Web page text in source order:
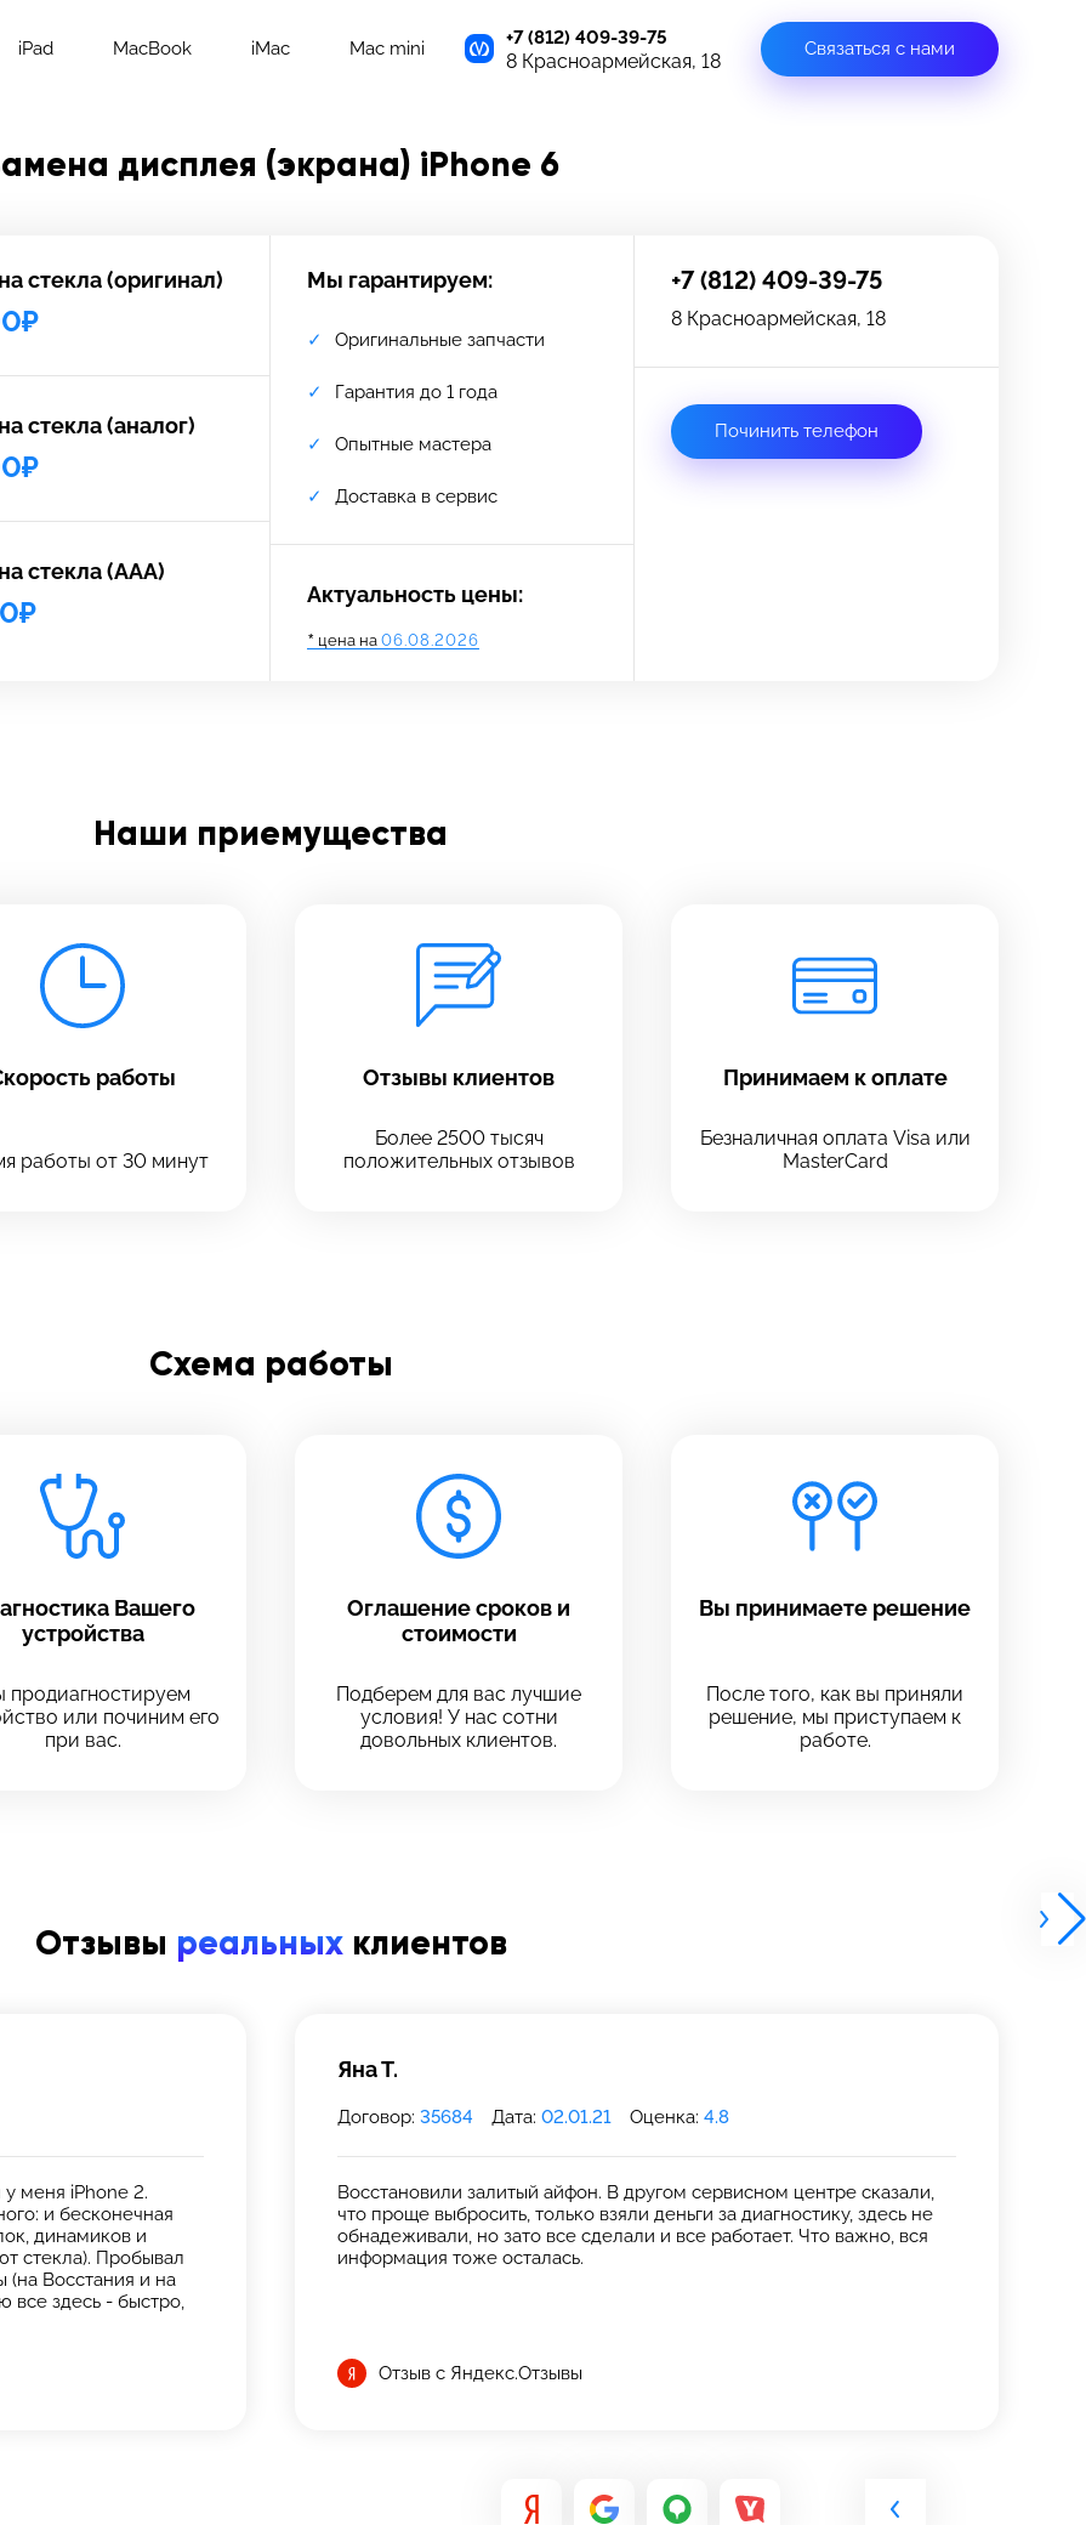
iPad MacBook iMac Mac mini
+7 (812) 409-39-75
8 Красноармейская, 18
Связаться с нами
дисплея (экрана) iPhone 6
стекла (оригинал)
стекла (аналог)
стекла (ААА)
Мы гарантируем:
Оригинальные запчасти
Гарантия до 1 года
Опытные мастера
Доставка в сервис
Актуальность цены:
* цена на 06.08.2026
+7 (812) 409-39-75
8 Красноармейская, 18
Починить телефон
Наши приемущества
работы
работы от 30 минут
Отзывы клиентов
Более 2500 тысяч
положительных отзывов
Принимаем к оплате
Безналичная оплата Visa или
MasterCard
Схема работы
Вашего
устройства
продиагностируем
или починим его
при вас.
Оглашение сроков и
стоимости
Подберем для вас лучшие
условия! У нас сотни
довольных клиентов.
Вы принимаете решение
После того, как вы приняли
решение, мы приступаем к
работе.
Отзывы реальныхклиентов
меня iPhone 2.
и бесконечная
динамиков и
стекла). Пробывал
(на Восстания и на
все здесь - быстро,
Яна Т.
Договор: 35684 Дата: 02.01.21 Оценка: 4.8
Восстановили залитый айфон. В другом сервисном центре сказали,
что проще выбросить, только взяли деньги за диагностику, здесь не
обнадеживали, но зато все сделали и все работает. Что важно, вся
информация тоже осталась.
Отзыв с Яндекс.Отзывы
Введите имя
Напишите свой отзыв